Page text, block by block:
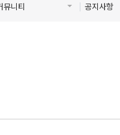
뮤니티 공지사항